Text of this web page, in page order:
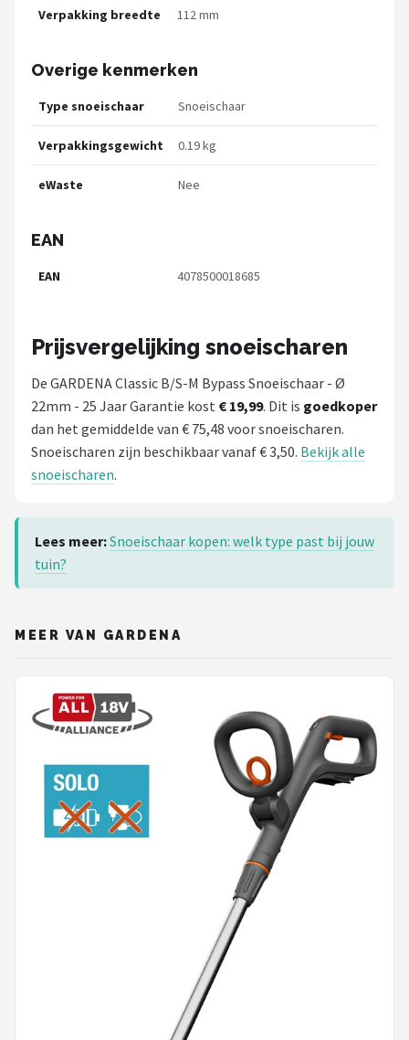
Verpakking breedte 112 mm
Overige kenmerken
Type snoeischaar Snoeischaar
Verpakkingsgewicht 0.19 kg
eWaste Nee
EAN
EAN 4078500018685
Prijsvergelijking snoeischaren
De GARDENA Classic B/S-M Bypass Snoeischaar - Ø
22mm - 25 Jaar Garantie kost € 19,99. Dit is goedkoper
dan het gemiddelde van € 75,48 voor snoeischaren.
Snoeischaren zijn beschikbaar vanaf € 3,50. Bekijk alle
snoeischaren.
Lees meer:Snoeischaar kopen: welk type past bij jouw
tuin?
MEER VAN GARDENA